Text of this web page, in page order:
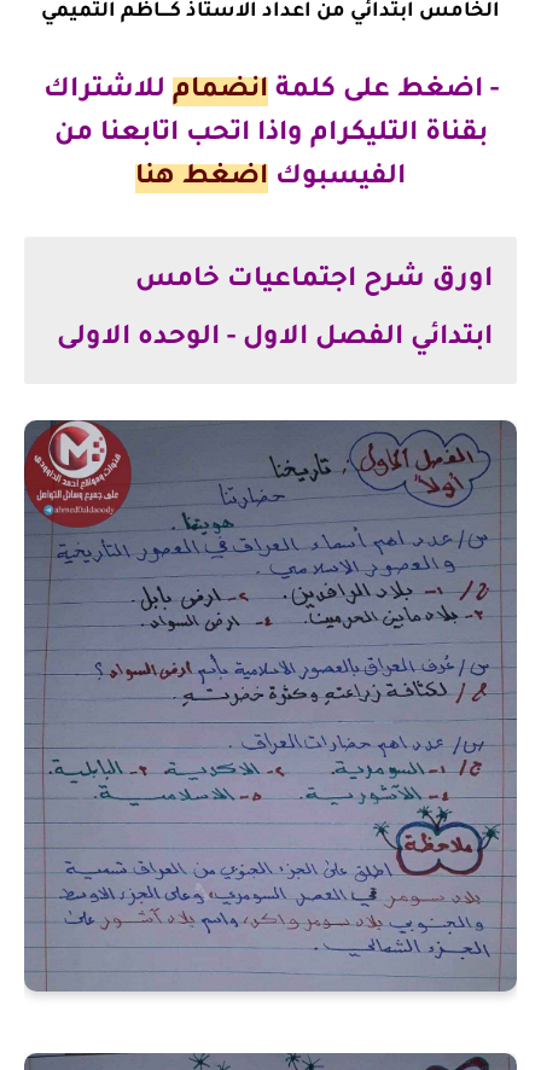
الخامس ابتدائي من اعداد الاستاذ كــــاظم التميمي
- اضغط على كلمة انضمام للاشتراك
بقناة التليكرام واذا اتحب اتابعنا من
الفيسبوك اضغط هنا
اورق شرح اجتماعيات خامس
ابتدائي الفصل الاول - الوحده الاولى